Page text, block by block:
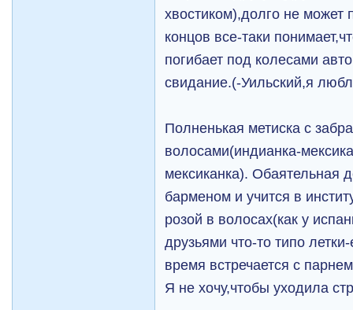
хвостиком),долго не может
концов все-таки
погибает под колесами
свидание.(-Уильский,я
Полненькая метиска с
волосами(индианка-
мексиканка). Обаятельная
барменом и учится в
розой в волосах(как у
друзьями что-то типо
время встречается с
Я не хочу,чтобы уходила